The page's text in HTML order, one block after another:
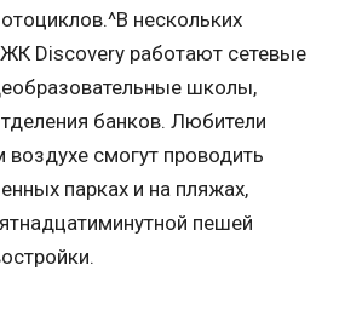
нескольких
Discovery работают сетевые
школы,
банков. Любители
воздухе смогут проводить
парках и на пляжах,
пешей